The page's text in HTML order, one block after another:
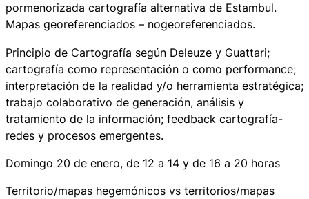
pormenorizada cartografía alternativa de Estambul.
Mapas georeferenciados – nogeoreferenciados.
Principio de Cartografía según Deleuze y Guattari;
cartografía como representación o como performance;
interpretación de la realidad y/o herramienta estratégica;
trabajo colaborativo de generación, análisis y
tratamiento de la información; feedback cartografía-
redes y procesos emergentes.
Domingo 20 de enero, de 12 a 14 y de 16 a 20 horas
Territorio/mapas hegemónicos vs territorios/mapas